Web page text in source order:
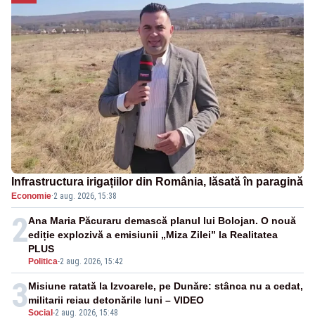
Infrastructura irigațiilor din România, lăsată în paragină
Economie·2 aug. 2026, 15:38
2
Politica-2 aug. 2026, 15:42
Ana Maria Păcuraru demască planul lui Bolojan. O nouă
ediție explozivă a emisiunii „Miza Zilei” la Realitatea
PLUS
3Social -2 aug. 2026, 15:48
Misiune ratată la Izvoarele, pe Dunăre: stânca nu a cedat,
militarii reiau detonările luni – VIDEO